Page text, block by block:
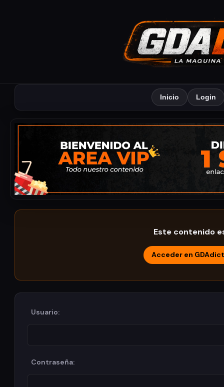
Inicio Login
Este contenido
Acceder en
Usuario:
Contraseña: